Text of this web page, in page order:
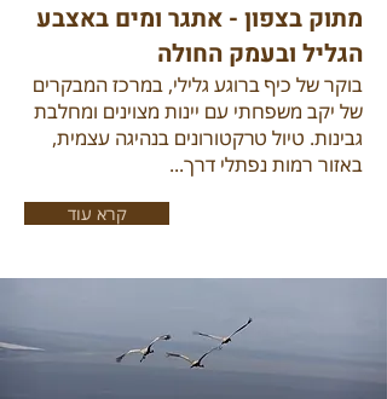
מתוק בצפון - אתגר ומים באצבע
הגליל ובעמק החולה
בוקר של כיף ברוגע גלילי, במרכז המבקרים
של יקב משפחתי עם יינות מצוינים ומחלבת
גבינות. טיול טרקטורונים בנהיגה עצמית,
באזור רמות נפתלי דרך...
קרא עוד